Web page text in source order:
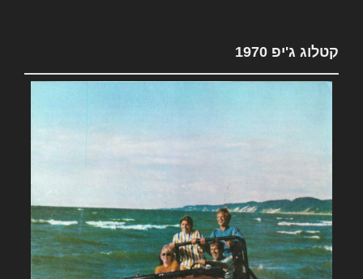
קטלוג ג'יפ 1970